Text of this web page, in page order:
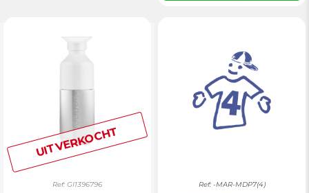
UITVERKOCHT
Ref: GI1396796 Ref: -MAR-MDP7(4)